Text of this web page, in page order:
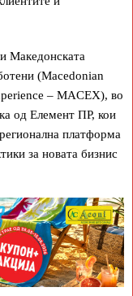
Македонската
(Macedonian
– MACEX), во
од Елемент ПР, кои
платформа
за новата бизнис